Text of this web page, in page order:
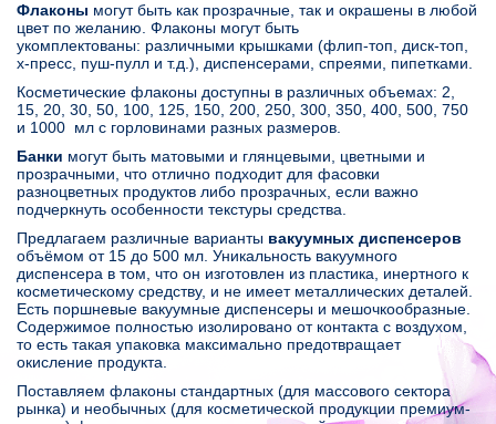
Флаконы могут быть как прозрачные, так и окрашены в любой
цвет по желанию. Флаконы могут быть
укомплектованы: различными крышками (флип-топ, диск-топ,
х-пресс, пуш-пулл и т.д.), диспенсерами, спреями, пипетками.
Косметические флаконы доступны в различных объемах: 2,
15, 20, 30, 50, 100, 125, 150, 200, 250, 300, 350, 400, 500, 750
и 1000 мл с горловинами разных размеров.
Банки могут быть матовыми и глянцевыми, цветными и
прозрачными, что отлично подходит для фасовки
разноцветных продуктов либо прозрачных, если важно
подчеркнуть особенности текстуры средства.
Предлагаем различные варианты вакуумных диспенсеров
объёмом от 15 до 500 мл. Уникальность вакуумного
диспенсера в том, что он изготовлен из пластика, инертного к
косметическому средству, и не имеет металлических деталей.
Есть поршневые вакуумные диспенсеры и мешочкообразные.
Содержимое полностью изолировано от контакта с воздухом,
то есть такая упаковка максимально предотвращает
окисление продукта.
Поставляем флаконы стандартных (для массового сектора
рынка) и необычных (для косметической продукции премиум-